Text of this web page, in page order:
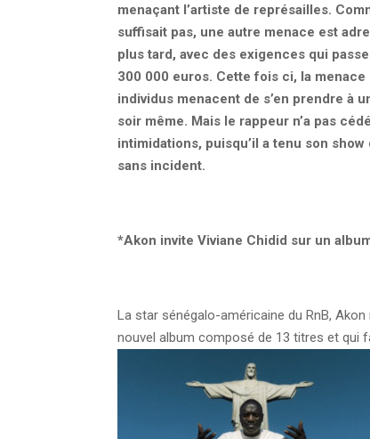
menaçant l’artiste de représailles.
suffisait pas, une autre menace est
plus tard, avec des exigences qui
300 000 euros. Cette fois ci, la
individus menacent de s’en prendre à
soir même. Mais le rappeur n’a pas
intimidations, puisqu’il a tenu son show
sans incident.
*Akon invite Viviane Chidid sur un
La star sénégalo-américaine du RnB,
nouvel album composé de 13 titres et qui